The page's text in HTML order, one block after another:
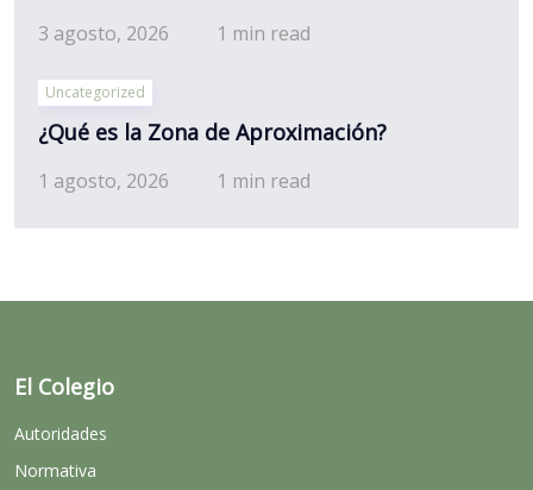
3 agosto, 2026 1 min read
Uncategorized
¿Qué es la Zona de Aproximación?
1 agosto, 2026 1 min read
El Colegio
Autoridades
Normativa